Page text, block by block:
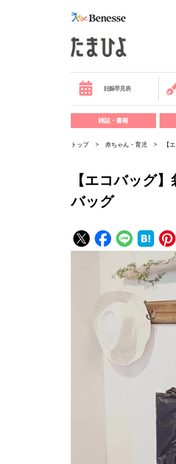
妊娠早見表
雑誌・書籍
トップ 赤ちゃん・育児 【
【エコバッグ
バッグ